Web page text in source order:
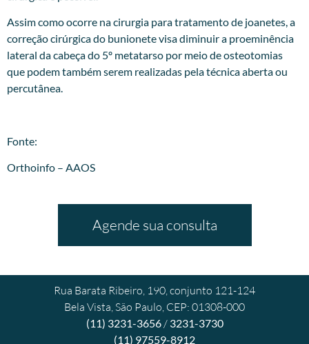
Assim como ocorre na cirurgia para tratamento de joanetes, a
correção cirúrgica do bunionete visa diminuir a proeminência
lateral da cabeça do 5º metatarso por meio de osteotomias
que podem também serem realizadas pela técnica aberta ou
percutânea.
Fonte:
Orthoinfo – AAOS
Agende sua consulta
Rua Barata Ribeiro, 190, conjunto 121-124
Bela Vista, São Paulo, CEP: 01308-000
(11) 3231-3656/ 3231-3730
(11) 97559-8912